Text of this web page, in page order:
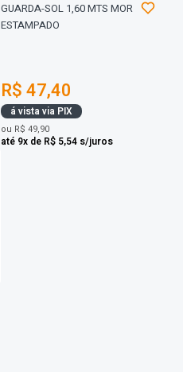
GUARDA-SOL 1,60 MTS MOR
ESTAMPADO
R$ 47,40
á vista via PIX
ou R$ 49,90
até 9x de R$ 5,54 s/juros